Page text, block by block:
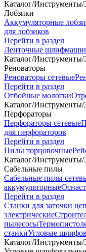
Каталог/Инструменты/
Лобзики
Аккумуляторные
для лобзиков
Перейти в раздел
Ленточные
Каталог/Инструменты/
Реноваторы
Реноваторы сетевые
Перейти в раздел
Отбойные молотки
Каталог/Инструменты/
Перфораторы
Перфораторы сетевые
для перфораторов
Перейти в раздел
Пилы торцовочные
Каталог/Инструменты/
Сабельные пилы
Сабельные пилы
аккумуляторные
Перейти в раздел
Станки для заточки
электрические
пылесосы
станкиУгловые
Каталог/Инструменты/